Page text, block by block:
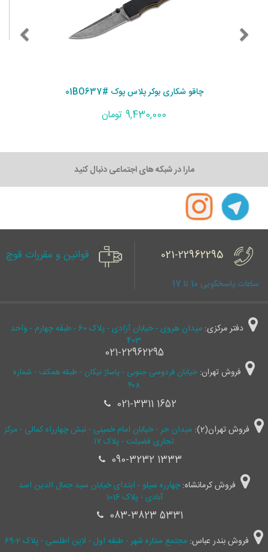
چاقو شکاری بوکر پلاس پوک #01BO637
9,430,000 تومان
مارا در شبکه های اجتماعی دنبال کنید
021-22962295
ساعات پاسخگویی 10 تا 17
قوانین و مقررات قوچ
دفتر مرکزی:
میدان هروی - خیابان آزادی - پلاک 60 - طبقه چهارم - واحد
403
021-22962295
فروش تهران: خیابان فردوسی جنوبی - پاساژ نیکان - طبقه همکف - شماره
۴۰۸
021-3311 1652
فروش تهران(2):
میدان حر - خیابان امام خمینی - نبش چهارراه کمالی - مرکز
تجاری فضیلت - پلاک ۱۷
090-3232 1333
فروش کرمانشاه:چهارره سیلو - ابتدای خیابان سید جمال ‌الدین اسد
آبادی - پلاک 1016
083-3823 5331
فروش بندر عباس: مجتمع ستاره شهر - طبقه اول - لاین اطلسی - پلاک 2-69